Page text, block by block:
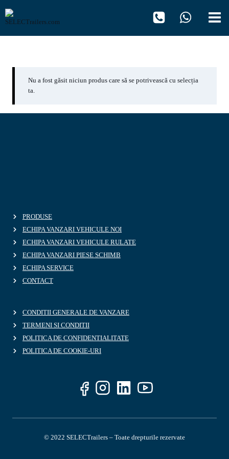
content
Nu a fost găsit niciun produs care să se potrivească cu selecția
ta.
PRODUSE
ECHIPA VANZARI VEHICULE NOI
ECHIPA VANZARI VEHICULE RULATE
ECHIPA VANZARI PIESE SCHIMB
ECHIPA SERVICE
CONTACT
CONDITII GENERALE DE VANZARE
TERMENI SI CONDITII
POLITICA DE CONFIDENTIALITATE
POLITICA DE COOKIE-URI
© 2022 SELECTrailers – Toate drepturile rezervate